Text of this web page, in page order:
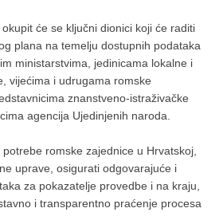
će se ključni dionici koji će raditi
plana na temelju dostupnih podataka
ministarstvima, jedinicama lokalne i
vijećima i udrugama romske
znanstveno-istraživačke
agencija Ujedinjenih naroda.
romske zajednice u Hrvatskoj,
uprave, osigurati odgovarajuće i
za pokazatelje provedbe i na kraju,
i transparentno praćenje procesa